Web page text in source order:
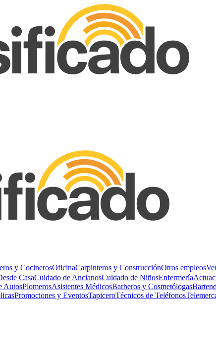
y CocinerosOficinaCarpinteros y ConstrucciónOtros empleos
CasaCuidado de AncianosCuidado de NiñosEnfermería
AutosPlomerosAsistentes MédicosBarberos y Cosmetólogas
Promociones y EventosTapiceroTécnicos de Teléfonos